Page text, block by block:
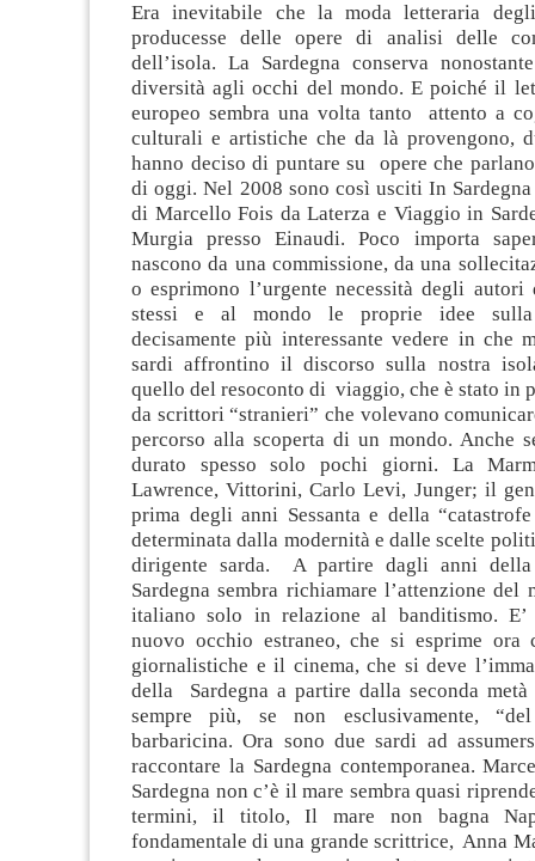
Era inevitabile che la moda letteraria
producesse delle opere di analisi delle
dell’isola. La Sardegna conserva
diversità agli occhi del mondo. E poiché il
europeo sembra una volta tanto attento a
culturali e artistiche che da là provengono,
hanno deciso di puntare su opere che
di oggi. Nel 2008 sono così usciti In
di Marcello Fois da Laterza e Viaggio in
Murgia presso Einaudi. Poco importa
nascono da una commissione, da una
o esprimono l’urgente necessità degli
stessi e al mondo le proprie idee sulla
decisamente più interessante vedere in che
sardi affrontino il discorso sulla nostra
quello del resoconto di viaggio, che è stato in
da scrittori “stranieri” che volevano
percorso alla scoperta di un mondo. Anche
durato spesso solo pochi giorni. La
Lawrence, Vittorini, Carlo Levi, Junger; il
prima degli anni Sessanta e della
determinata dalla modernità e dalle scelte
dirigente sarda. A partire dagli anni della
Sardegna sembra richiamare l’attenzione del
italiano solo in relazione al banditismo. E’
nuovo occhio estraneo, che si esprime ora
giornalistiche e il cinema, che si deve
della Sardegna a partire dalla seconda
sempre più, se non esclusivamente,
barbaricina. Ora sono due sardi ad
raccontare la Sardegna contemporanea.
Sardegna non c’è il mare sembra quasi
termini, il titolo, Il mare non bagna
fondamentale di una grande scrittrice, Anna